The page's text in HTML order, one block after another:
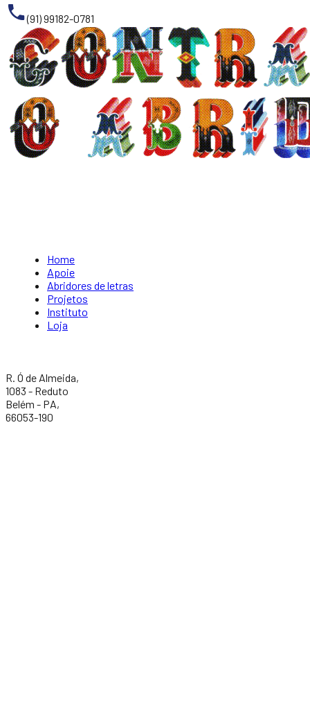
(91) 99182-0781
Home
Apoie
Abridores de letras
Projetos
Instituto
Loja
R. Ó de Almeida,
1083 - Reduto
Belém - PA,
66053-190